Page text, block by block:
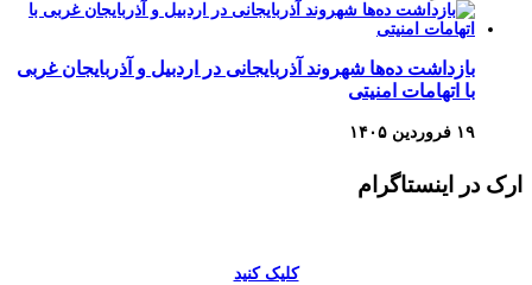
بازداشت ده‌ها شهروند آذربایجانی در اردبیل و آذربایجان غربی
با اتهامات امنیتی
۱۹ فروردین ۱۴۰۵
ارک در اینستاگرام
کلیک کنید